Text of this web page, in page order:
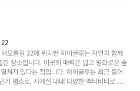
이
걸
리
는
갑’입
니
다.
일
분
하
고,
단
거리 음식점  항구에
ㅎㅎㅎ 아이들 엄청
할때까지 물놀이 3
ㅎ 아이들 엄청 좋아하네요 점
나 했네요 ⛱️
포
리
해
변
22
오름길 22에 위치한 하이글루는 자연과 함께
장소입니다. 이곳의 매력은 넓고 평화로운 숲
쳐져 있다는 점입니다. 하이글루는 최근 들어
기 명소로, 사계절 내내 다양한 액티비티로 방